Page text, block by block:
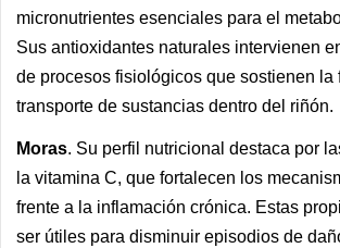
micronutrientes esenciales para el
Sus antioxidantes naturales intervienen
de procesos fisiológicos que sostienen la
transporte de sustancias dentro del riñón.
Moras. Su perfil nutricional destaca por
la vitamina C, que fortalecen los
frente a la inflamación crónica. Estas
ser útiles para disminuir episodios de